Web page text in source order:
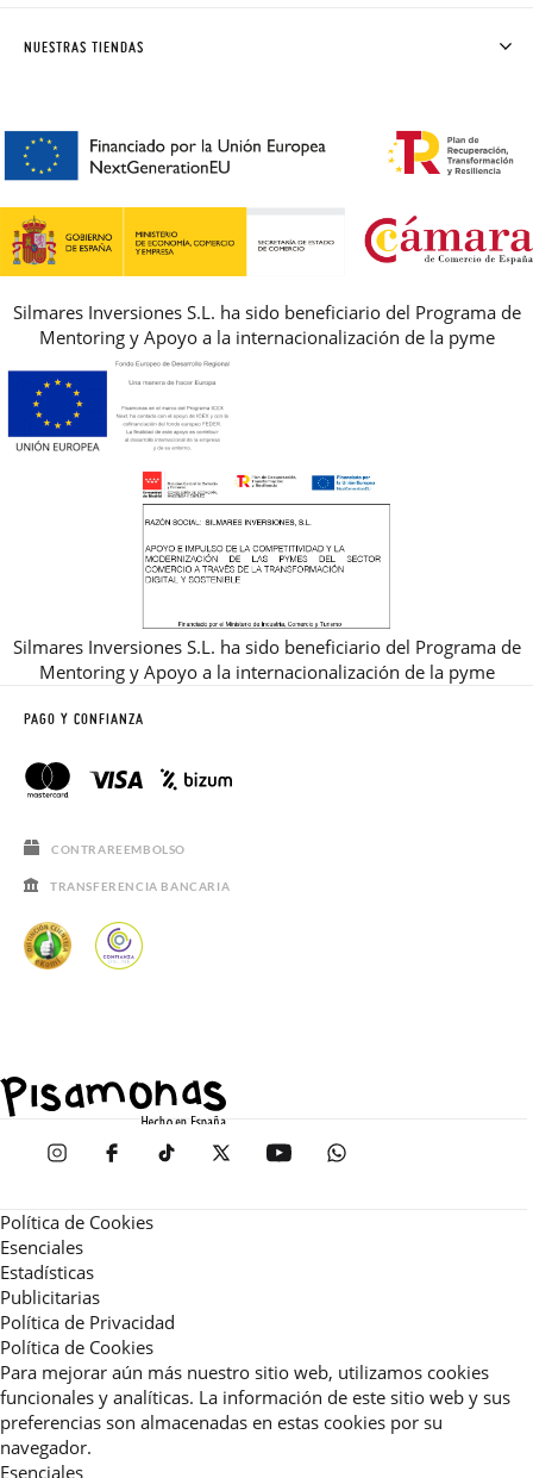
AVISO LEGAL, PRIVACIDAD Y COOKIES
REBAJAS
PREGUNTAS FRECUENTES
NUESTRAS TIENDAS
Silmares Inversiones S.L. ha sido beneficiario del Programa de
Mentoring y Apoyo a la internacionalización de la pyme
Silmares Inversiones S.L. ha sido beneficiario del Programa de
Mentoring y Apoyo a la internacionalización de la pyme
PAGO Y CONFIANZA
CONTRAREEMBOLSO
TRANSFERENCIA BANCARIA
Política de Cookies
Esenciales
Estadísticas
Publicitarias
Política de Privacidad
Política de Cookies
Para mejorar aún más nuestro sitio web, utilizamos cookies
funcionales y analíticas. La información de este sitio web y sus
preferencias son almacenadas en estas cookies por su
navegador.
Esenciales